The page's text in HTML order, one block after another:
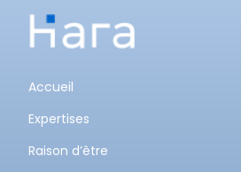
Accueil
Expertises
Raison d’être